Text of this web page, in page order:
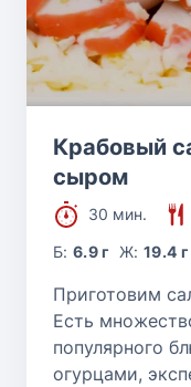
Крабовый
сыром
30 мин.
Б:6.9 г Ж: 19.4 г
Приготовим
Есть
популярного
огурцами,